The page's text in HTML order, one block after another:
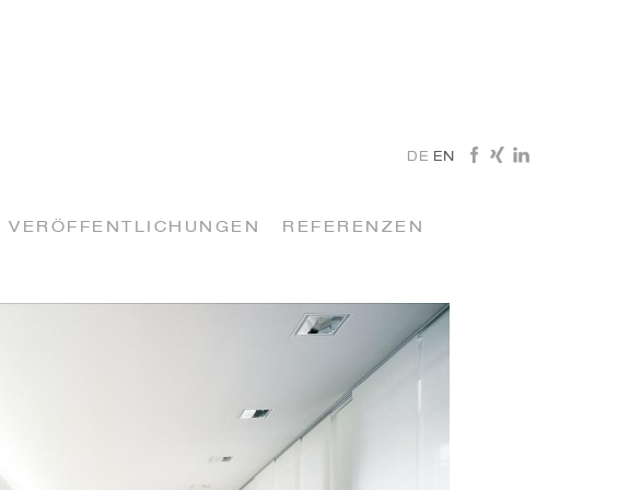
EN
DE
VERÖFFENTLICHUNGEN
REFERENZEN